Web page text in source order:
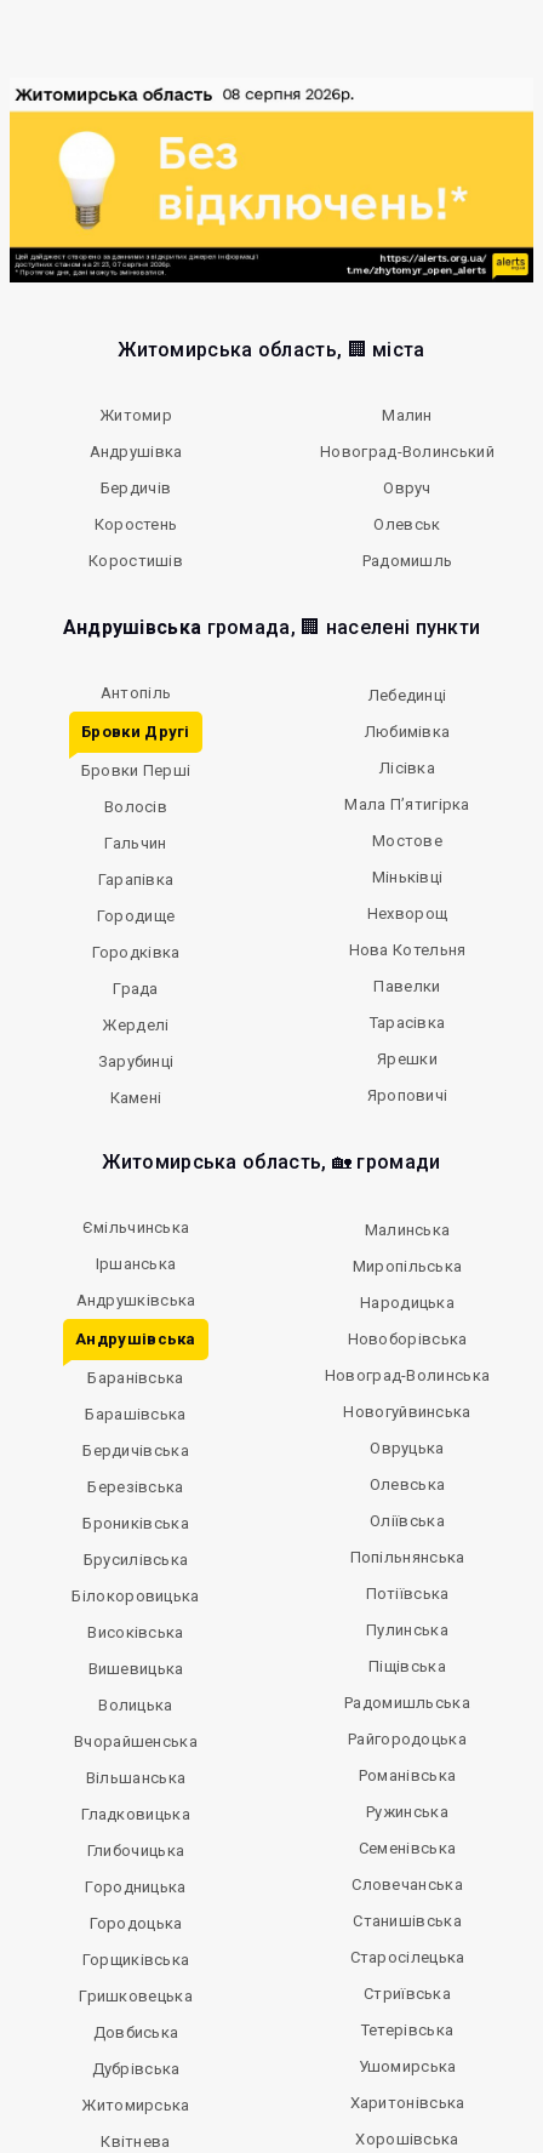
Житомирська область, 🏢 міста
Житомир
Андрушівка
Бердичів
Коростень
Коростишів
Малин
Новоград-Волинський
Овруч
Олевськ
Радомишль
Андрушівська громада, 🏢 населені пункти
Антопіль
Бровки Другі
Бровки Перші
Волосів
Гальчин
Гарапівка
Городище
Городківка
Града
Жерделі
Зарубинці
Камені
Лебединці
Любимівка
Лісівка
Мала П’ятигірка
Мостове
Міньківці
Нехворощ
Нова Котельня
Павелки
Тарасівка
Ярешки
Яроповичі
Житомирська область, 🏡 громади
Ємільчинська
Іршанська
Андрушківська
Андрушівська
Баранівська
Барашівська
Бердичівська
Березівська
Брониківська
Брусилівська
Білокоровицька
Високівська
Вишевицька
Волицька
Вчорайшенська
Вільшанська
Гладковицька
Глибочицька
Городницька
Городоцька
Горщиківська
Гришковецька
Довбиська
Дубрівська
Житомирська
Квітнева
Малинська
Миропільська
Народицька
Новоборівська
Новоград-Волинська
Новогуйвинська
Овруцька
Олевська
Оліївська
Попільнянська
Потіївська
Пулинська
Піщівська
Радомишльська
Райгородоцька
Романівська
Ружинська
Семенівська
Словечанська
Станишівська
Старосілецька
Стриївська
Тетерівська
Ушомирська
Харитонівська
Хорошівська